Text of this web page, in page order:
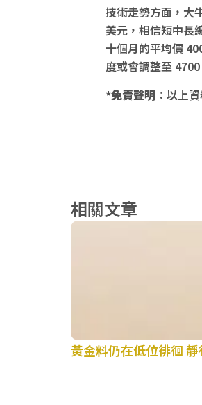
技術走勢方面，大
美元，相信短中長
十個月的平均價
度或會調整至
*免責聲明 ：以上
相關文章
黃金料仍在低位徘徊